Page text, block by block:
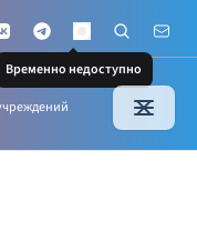
TelegramMAX
Временно недоступно
Поиск по
Почта